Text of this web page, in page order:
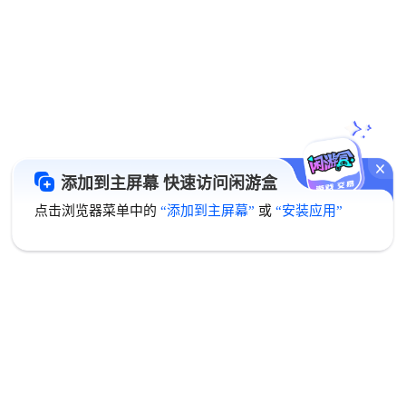
添加到主屏幕 快速访问闲游盒
点击浏览器菜单中的“添加到主屏幕” 或“安装应用”